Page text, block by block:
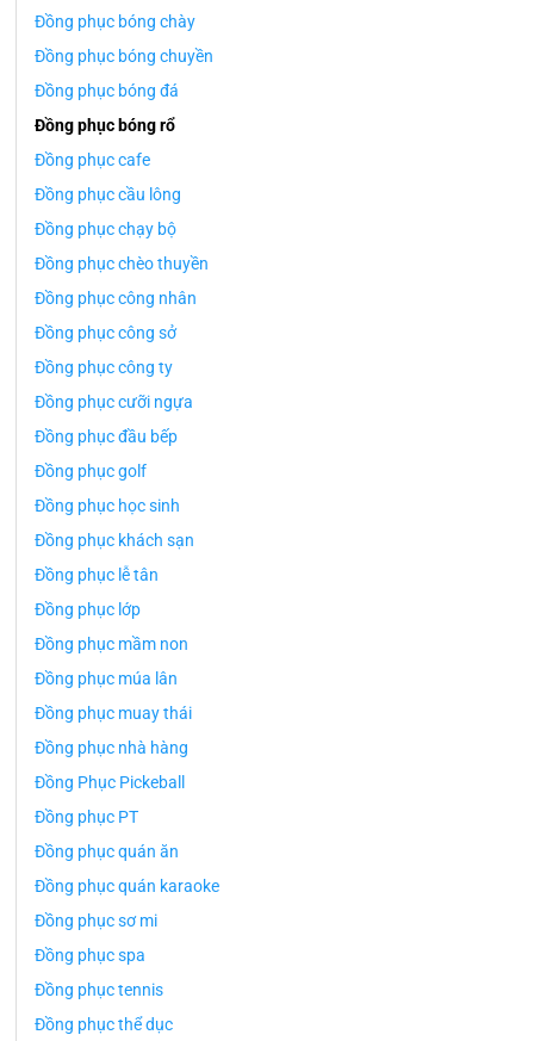
Đồng phục bóng chày
Đồng phục bóng chuyền
Đồng phục bóng đá
Đồng phục bóng rổ
Đồng phục cafe
Đồng phục cầu lông
Đồng phục chạy bộ
Đồng phục chèo thuyền
Đồng phục công nhân
Đồng phục công sở
Đồng phục công ty
Đồng phục cưỡi ngựa
Đồng phục đầu bếp
Đồng phục golf
Đồng phục học sinh
Đồng phục khách sạn
Đồng phục lễ tân
Đồng phục lớp
Đồng phục mầm non
Đồng phục múa lân
Đồng phục muay thái
Đồng phục nhà hàng
Đồng Phục Pickeball
Đồng phục PT
Đồng phục quán ăn
Đồng phục quán karaoke
Đồng phục sơ mi
Đồng phục spa
Đồng phục tennis
Đồng phục thể dục